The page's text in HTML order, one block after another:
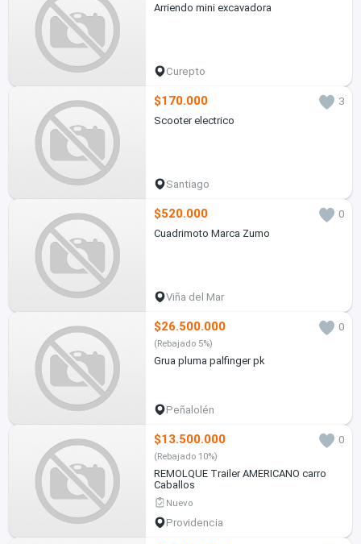
Arriendo mini excavadora
Curepto
$170.000
3
Scooter electrico
Santiago
$520.000
0
Cuadrimoto Marca Zumo
Viña del Mar
$26.500.000 0
(Rebajado 5%)
Grua pluma palfinger pk
Peñalolén
$13.500.000 0
(Rebajado 10%)
REMOLQUE Trailer AMERICANO carro
Caballos
Nuevo
Providencia